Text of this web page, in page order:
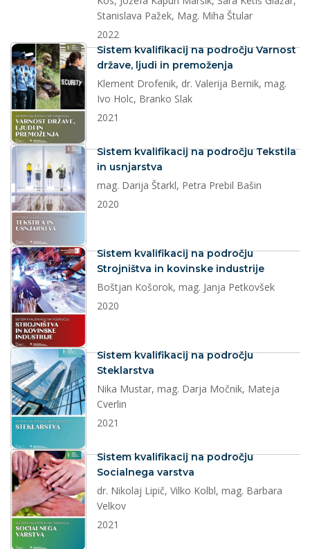
Stanislava Pažek, Mag. Miha Štular
2022
dokument
Sistem kvalifikacij na področju Varnost
države, ljudi in premoženja
Klement Drofenik, dr. Valerija Bernik, mag.
Ivo Holc, Branko Slak
2021
dokument
Sistem kvalifikacij na področju Tekstila
in usnjarstva
mag. Darija Štarkl, Petra Prebil Bašin
2020
dokument
Sistem kvalifikacij na področju
Strojništva in kovinske industrije
Boštjan Košorok, mag. Janja Petkovšek
2020
dokument
Sistem kvalifikacij na področju
Steklarstva
Nika Mustar, mag. Darja Močnik, Mateja
Cverlin
2021
dokument
Sistem kvalifikacij na področju
Socialnega varstva
dr. Nikolaj Lipič, Vilko Kolbl, mag. Barbara
Velkov
2021